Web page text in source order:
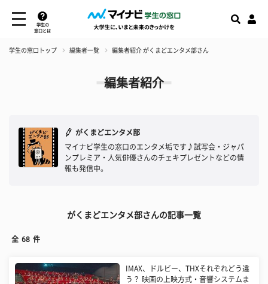
学生の
窓口とは
学生の窓口トップ 編集者一覧 編集者紹介 がくまどエンタメ部さん
編集者紹介
がくまどエンタメ部
マイナビ学生の窓口のエンタメ垢です♪試写会・ジャパ
ンプレミア・人気俳優さんのチェキプレゼントなどの情
報も発信中。
がくまどエンタメ部さんの記事一覧
全 68 件
IMAX、ドルビー、THXそれぞれどう違
う？ 映画の上映方式・音響システムま